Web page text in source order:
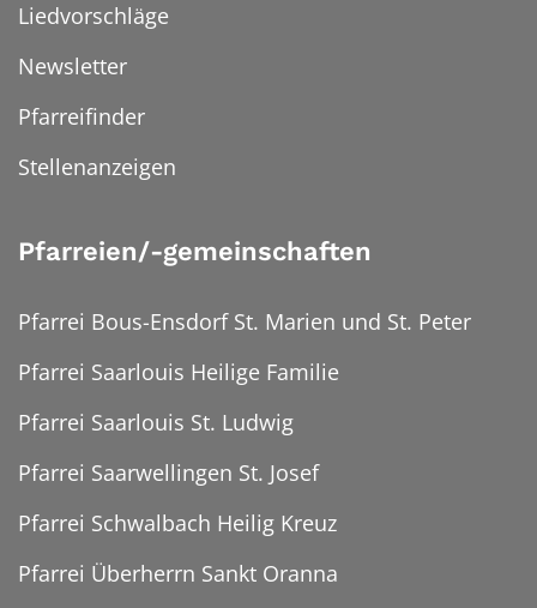
Liedvorschläge
Newsletter
Pfarreifinder
Stellenanzeigen
Pfarreien/-gemeinschaften
Pfarrei Bous-Ensdorf St. Marien und St. Peter
Pfarrei Saarlouis Heilige Familie
Pfarrei Saarlouis St. Ludwig
Pfarrei Saarwellingen St. Josef
Pfarrei Schwalbach Heilig Kreuz
Pfarrei Überherrn Sankt Oranna